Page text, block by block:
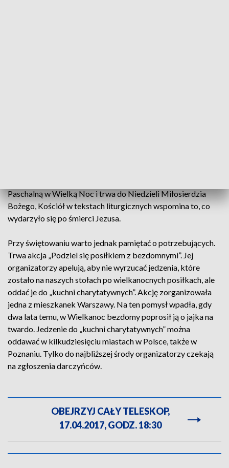
Paschalną w Wielką Noc i trwa do Niedzieli Miłosierdzia
Bożego, Kościół w tekstach liturgicznych wspomina to, co
wydarzyło się po śmierci Jezusa.
Przy świętowaniu warto jednak pamiętać o potrzebujących.
Trwa akcja „Podziel się posiłkiem z bezdomnymi”. Jej
organizatorzy apelują, aby nie wyrzucać jedzenia, które
zostało na naszych stołach po wielkanocnych posiłkach, ale
oddać je do „kuchni charytatywnych”. Akcję zorganizowała
jedna z mieszkanek Warszawy. Na ten pomysł wpadła, gdy
dwa lata temu, w Wielkanoc bezdomy poprosił ją o jajka na
twardo. Jedzenie do „kuchni charytatywnych” można
oddawać w kilkudziesięciu miastach w Polsce, także w
Poznaniu. Tylko do najbliższej środy organizatorzy czekają
na zgłoszenia darczyńców.
OBEJRZYJ CAŁY TELESKOP,
17.04.2017, GODZ. 18:30